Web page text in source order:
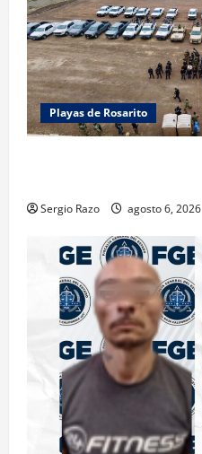
Playas de Rosarito
Sergio Razo agosto 6, 2026